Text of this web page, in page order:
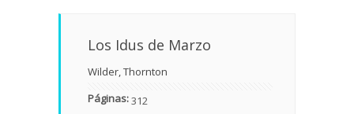
Los Idus de Marzo
Wilder, Thornton
Páginas:312